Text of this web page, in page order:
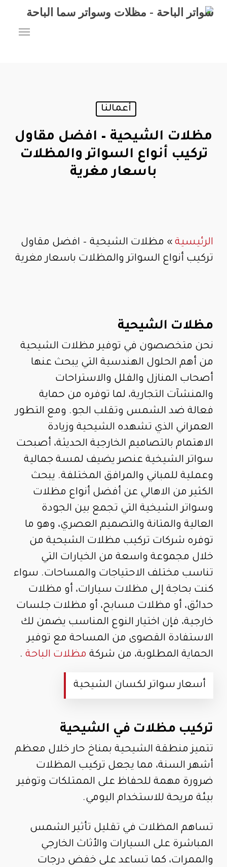
Skip
أعمالنا
مظلات الشيحية – افضل مقاول
تركيب أنواع السواتر والمظلات
باسعار مغرية
الرئيسية» مظلات الشيحية – افضل مقاول
تركيب أنواع السواتر والمظلات باسعار مغرية
مظلات الشيحية
نحن متخصصون في توفير مظلات الشيحية
من أهم الحلول الهندسية التي يبحث عنها
أصحاب المنازل والفلل والاستراحات
والمنشآت التجارية، لما توفره من حماية
فعالة ضد الشمس وتقلب الجو. ومع التطور
العمراني الذي تشهده الشيحية وزيادة
الاهتمام بالتصاميم الخارجية الحديثة، أصبحت
سواتر الشيخية عنصر يضيف لمسة جمالية
وعملية للمباني والمرافق المختلفة. يبحث
الكثير من الاهالي عن أفضل أنواع مظلات
وسواتر الشيخية التي تجمع بين الجودة
العالية والمتانة والتصميم العصري، وهو ما
توفره شركات تركيب مظلات الشيحية من
خلال مجموعة واسعة من الخيارات التي
تناسب مختلف الاحتياجات والمساحات. سواء
كنت بحاجة إلى مظلات سيارات، أو مظلات
حدائق، أو مظلات مسابح، أو مظلات جلسات
خارجية، فإن اختيار النوع المناسب يضمن لك
الاستفادة القصوى من المساحة مع توفير
الحماية المطلوبة، من شركة مظلات الباحة.
أسعار سواتر لكسان الشيحية
تركيب مظلات في الشيحية
تتميز منطقة الشيحية بمناخ حار خلال معظم
أشهر السنة، مما يجعل تركيب المظلات
ضرورة مهمة للحفاظ على الممتلكات وتوفير
بيئة مريحة للاستخدام اليومي.
تساهم المظلات في تقليل تأثير الشمس
المباشرة على السيارات والأثاث الخارجي
والممرات، كما تساعد على خفض درجات